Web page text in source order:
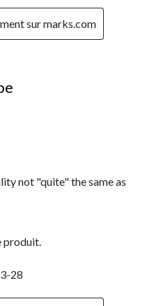
sur marks.com
not "quite" the same as
produit.
28